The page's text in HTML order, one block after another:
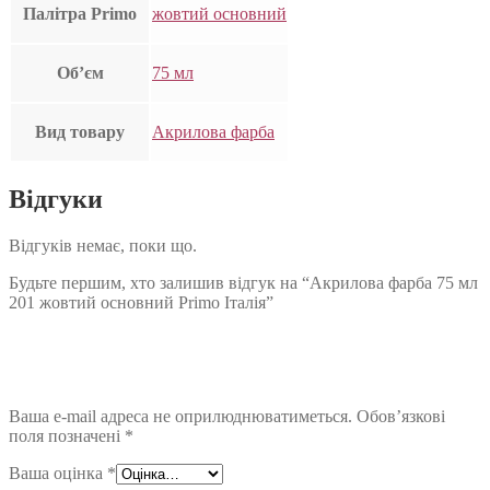
Палітра Primo жовтий основний
Об’єм 75 мл
Вид товару Акрилова фарба
Відгуки
Відгуків немає, поки що.
Будьте першим, хто залишив відгук на “Акрилова фарба 75 мл
201 жовтий основний Primo Італія”
Ваша e-mail адреса не оприлюднюватиметься. Обов’язкові
поля позначені *
Ваша оцінка *